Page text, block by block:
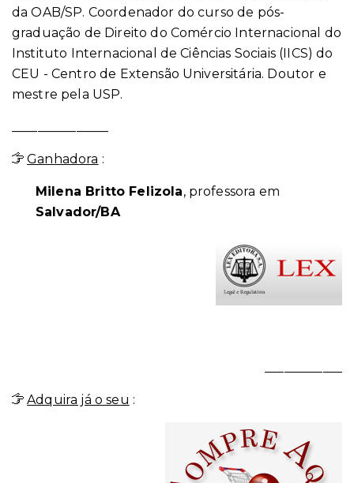
da OAB/SP. Coordenador do curso de pós-
graduação de Direito do Comércio Internacional do
Instituto Internacional de Ciências Sociais (IICS) do
CEU - Centro de Extensão Universitária. Doutor e
mestre pela USP.
Ganhadora :
Milena Britto Felizola, professora em
Salvador/BA
Adquira já o seu :